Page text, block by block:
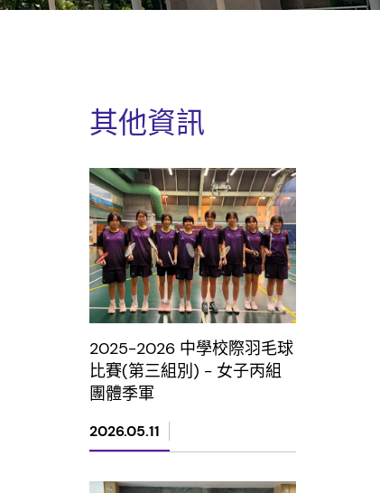
其他資訊
2025-2026 中學校際羽毛球
比賽(第三組別) - 女子丙組
團體季軍
2026.05.11